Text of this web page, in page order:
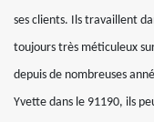
ses clients. Ils travaillent
toujours très méticuleux
depuis de nombreuses
Yvette dans le 91190, ils